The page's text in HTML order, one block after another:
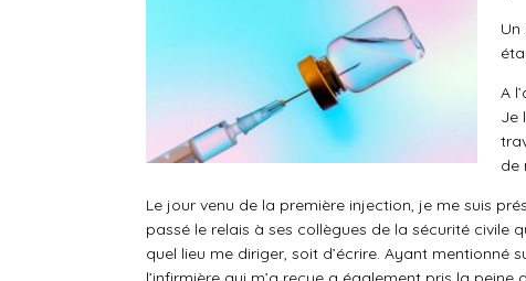
Un
A
Je
de
Le jour venu de la première injection, je me suis
passé le relais à ses collègues de la sécurité civile
quel lieu me diriger, soit d’écrire. Ayant mentionné